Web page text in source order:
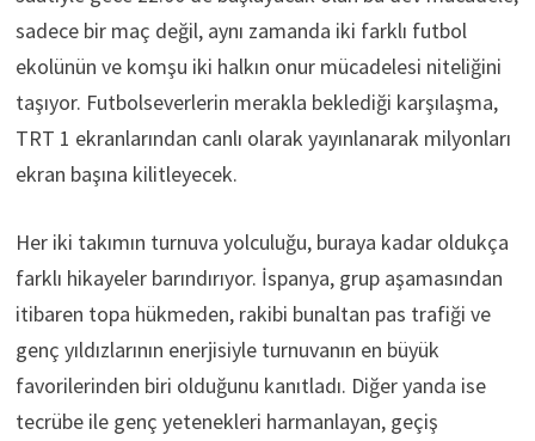
sadece bir maç değil, aynı zamanda iki farklı futbol
ekolünün ve komşu iki halkın onur mücadelesi niteliğini
taşıyor. Futbolseverlerin merakla beklediği karşılaşma,
TRT 1 ekranlarından canlı olarak yayınlanarak milyonları
ekran başına kilitleyecek.
Her iki takımın turnuva yolculuğu, buraya kadar oldukça
farklı hikayeler barındırıyor. İspanya, grup aşamasından
itibaren topa hükmeden, rakibi bunaltan pas trafiği ve
genç yıldızlarının enerjisiyle turnuvanın en büyük
favorilerinden biri olduğunu kanıtladı. Diğer yanda ise
tecrübe ile genç yetenekleri harmanlayan, geçiş